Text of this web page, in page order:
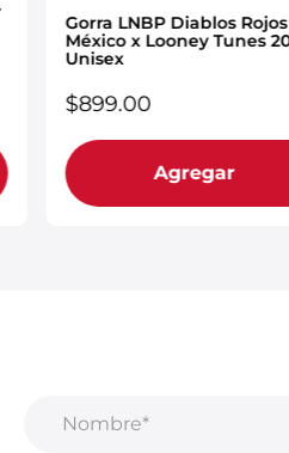
Gorra LNBP Diablos
México x Looney Tunes
Unisex
$899.00
Agregar